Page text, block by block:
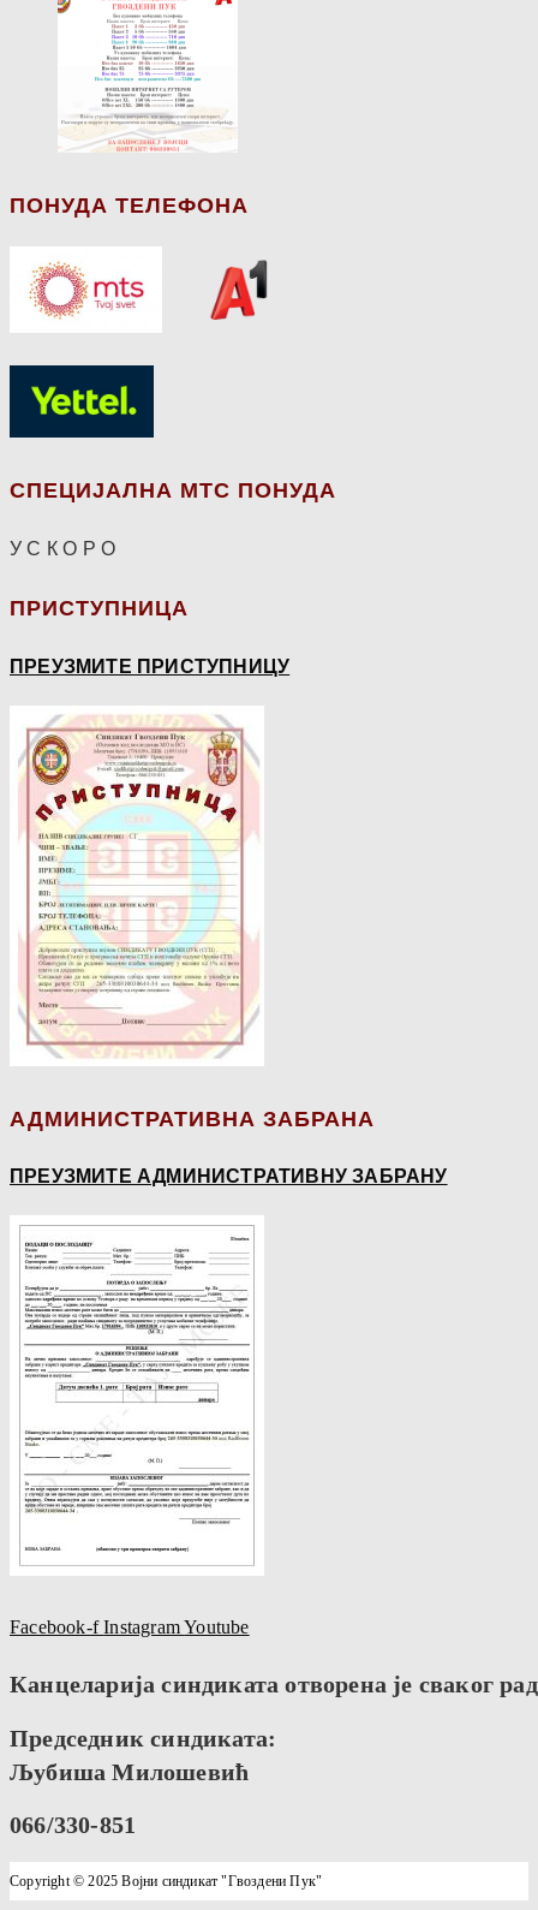
ПОНУДА ТЕЛЕФОНА
СПЕЦИЈАЛНА МТС ПОНУДА
У С К О Р О
ПРИСТУПНИЦА
ПРЕУЗМИТЕ ПРИСТУПНИЦУ
АДМИНИСТРАТИВНА ЗАБРАНА
ПРЕУЗМИТЕ АДМИНИСТРАТИВНУ ЗАБРАНУ
Facebook-f InstagramYoutube
Канцеларија синдиката отворена је сваког
Председник синдиката:
Љубиша Милошевић
066/330-851
Copyright © 2025 Војни синдикат "Гвоздени Пук"